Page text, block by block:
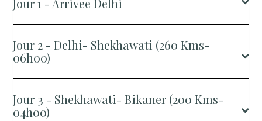
Jour 1 - Arrivee Delhi
Jour 2 - Delhi- Shekhawati (260 Kms-
06h00)
Jour 3 - Shekhawati- Bikaner (200 Kms-
04h00)